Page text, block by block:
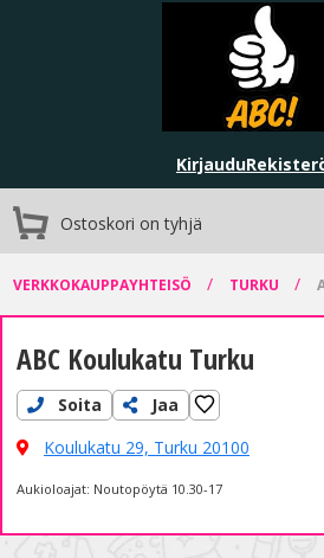
Kirjaudu
Ostoskori on tyhjä
VERKKOKAUPPAYHTEISÖ / TURKU /
ABC Koulukatu Turku
Soita
Jaa
Koulukatu 29, Turku 20100
Aukioloajat: Noutopöytä 10.30-17